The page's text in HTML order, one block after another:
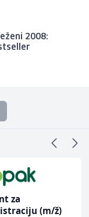
2008:
za
(m/ž)